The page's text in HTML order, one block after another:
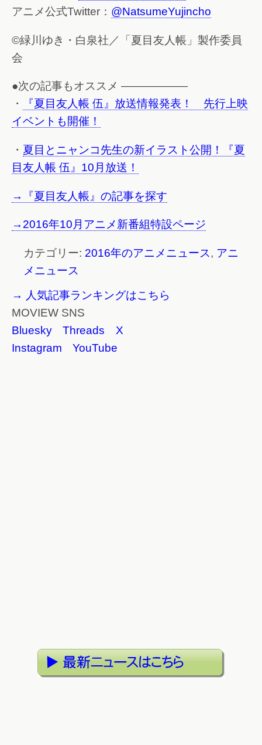
アニメ公式Twitter： @NatsumeYujincho
©緑川ゆき・白泉社／「夏目友人帳」製作委員
会
●次の記事もオススメ ——————
・
『夏目友人帳 伍』放送情報発表！ 先行上映
イベントも開催！
・ 夏目とニャンコ先生の新イラスト公開！『夏
目友人帳 伍』10月放送！
→『夏目友人帳』の記事を探す
→2016年10月アニメ新番組特設ページ
カテゴリー: 2016年のアニメニュース, アニ
メニュース
→ 人気記事ランキングはこちら
MOVIEW SNS
Bluesky
Threads
X
Instagram
YouTube